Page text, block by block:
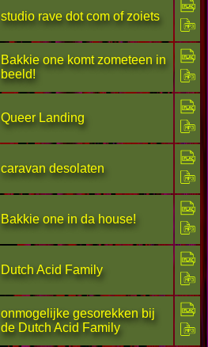
studio rave dot com of zoiets
Bakkie one komt zometeen in
beeld!
Queer Landing
caravan desolaten
Bakkie one in da house!
Dutch Acid Family
onmogelijke gesorekken bij
de Dutch Acid Family